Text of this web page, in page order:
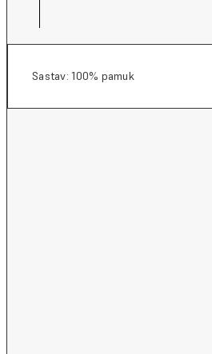
Sastav: 100% pamuk